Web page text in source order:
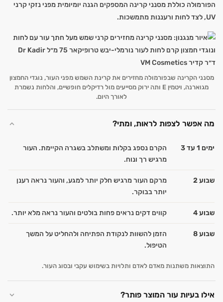
הפורמולה כוללת מסנני קרינה המספקים הגנה יומיומית מפני נזקי קרני
UV, לצד לחות ורעננות מתמשכות.
מסנני הקרינה שבפורמולה מחזירים את קרינת השמש מפני העור, נוגדי החמצון
מגוארנה, ויטמין E ותה ירוק מסייעים מול רדיקלים חופשיים, והלחות נשמרת
לאורך היום.
מה אפשר לצפות לראות, ומתי?
ימים 1 עד 3
הקרם נספג בקלות ומשתלב בשגרה הקיימת. העור
מרגיש רך ונוח.
שבוע 2
מרקם העור מרגיש חלק יותר למגע, והעור נראה רענן
יותר בבוקר.
שבוע 4 קווים דקים נראים פחות בולטים והעור נראה מלא יותר.
שבוע 8
הזמן להשוות לנקודת הפתיחה ולהחליט על המשך
הטיפול.
התוצאות משתנות מאדם לאדם ותלויות בשימוש עקבי ובסוג העור.
אילו בעיות עור המוצר פותר?